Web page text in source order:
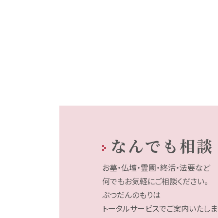
なんでも相談
お墓・仏壇・霊園・終活・法要など
何でもお気軽にご相談ください。
ぶつだんのもりは
トータルサービスでご案内いたしま